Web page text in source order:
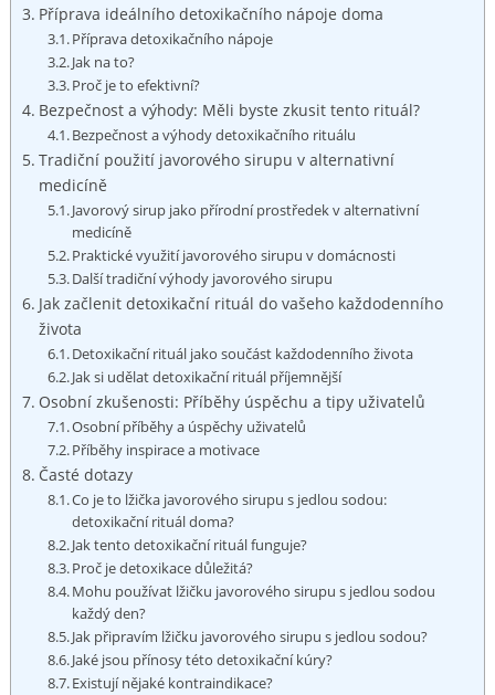
Příprava ideálního ⁣detoxikačního nápoje doma
Příprava detoxikačního nápoje
Jak na to?
Proč⁢ je to efektivní?
Bezpečnost a výhody: Měli byste zkusit tento rituál?
Bezpečnost a výhody detoxikačního rituálu
Tradiční použití javorového sirupu ‌v ‌alternativní
medicíně
Javorový sirup jako přírodní⁣ prostředek v alternativní
medicíně
Praktické využití javorového ‍sirupu‌ v ⁢domácnosti
Další tradiční ‍výhody javorového sirupu
Jak začlenit detoxikační ⁤rituál do vašeho každodenního
života
Detoxikační rituál jako součást každodenního života
Jak si udělat detoxikační ‍rituál příjemnější
Osobní ⁣zkušenosti: Příběhy úspěchu a tipy uživatelů
Osobní příběhy⁤ a ‌úspěchy ⁤uživatelů
Příběhy inspirace a motivace
Časté dotazy
Co​ je to lžička javorového ‍sirupu s jedlou sodou:
detoxikační rituál doma?
Jak tento detoxikační rituál funguje?
Proč je detoxikace ​důležitá?
Mohu používat lžičku javorového sirupu‍ s jedlou sodou
každý den?
Jak připravím lžičku javorového ‌sirupu​ s jedlou sodou?
Jaké jsou přínosy této detoxikační kúry?
Existují nějaké kontraindikace?